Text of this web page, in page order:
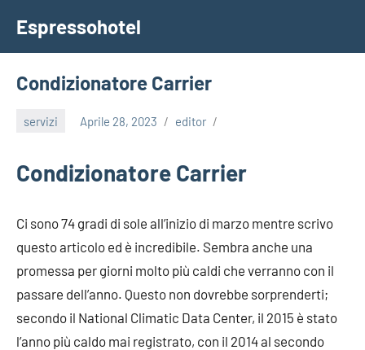
contenuto
Espressohotel
Dove
le
Notizie
Trovano
Condizionatore Carrier
servizi Aprile 28, 2023 editor
Condizionatore Carrier
Ci sono 74 gradi di sole all’inizio di marzo mentre scrivo
questo articolo ed è incredibile. Sembra anche una
promessa per giorni molto più caldi che verranno con il
passare dell’anno. Questo non dovrebbe sorprenderti;
secondo il National Climatic Data Center, il 2015 è stato
l’anno più caldo mai registrato, con il 2014 al secondo